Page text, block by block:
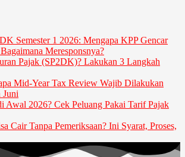
Semester 1 2026: Mengapa KPP Gencar
Meresponsnya?
Pajak (SP2DK)? Lakukan 3 Langkah
Mid-Year Tax Review Wajib Dilakukan
Juni
2026? Cek Peluang Pakai Tarif Pajak
Cair Tanpa Pemeriksaan? Ini Syarat, Proses,